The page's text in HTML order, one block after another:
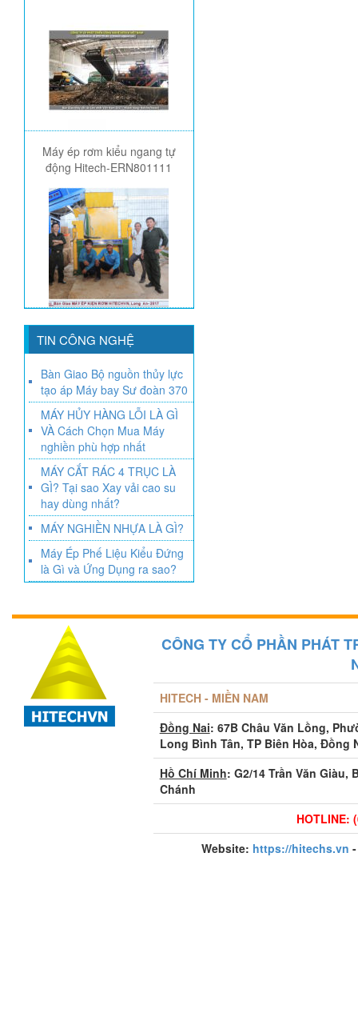
Máy ép rơm kiểu ngang tự
động Hitech-ERN801111
TIN CÔNG NGHỆ
Bàn Giao Bộ nguồn thủy lực
tạo áp Máy bay Sư đoàn 370
MÁY HỦY HÀNG LỖI LÀ GÌ
VÀ Cách Chọn Mua Máy
nghiền phù hợp nhất
MÁY CẮT RÁC 4 TRỤC LÀ
GÌ? Tại sao Xay vải cao su
hay dùng nhất?
MÁY NGHIỀN NHỰA LÀ GÌ?
Máy Ép Phế Liệu Kiểu Đứng
là Gì và Ứng Dụng ra sao?
CÔNG TY CỔ PHẦN PHÁT
HITECH - MIỀN NAM
Đồng Nai: 67B Châu Văn Lồng,
Long Bình Tân, TP Biên Hòa, Đồng
Hồ Chí Minh: G2/14 Trần Văn Giàu,
Chánh
HOTLINE:
Website: https://hitechs.vn